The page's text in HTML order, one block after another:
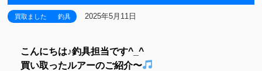
買取ました 釣具 2025年5月11日
こんにちは♪釣具担当です^_^
買い取ったルアーのご紹介〜